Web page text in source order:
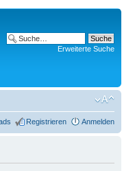
Erweiterte Suche
Registrieren Anmelden